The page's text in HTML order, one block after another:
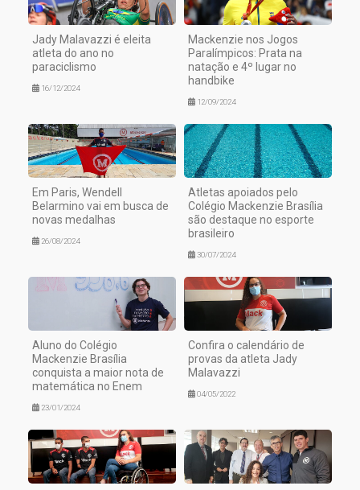
Jady Malavazzi é eleita
atleta do ano no
paraciclismo
16/12/2024
Mackenzie nos Jogos
Paralímpicos: Prata na
natação e 4º lugar no
handbike
12/09/2024
Em Paris, Wendell
Belarmino vai em busca de
novas medalhas
26/08/2024
Atletas apoiados pelo
Colégio Mackenzie Brasília
são destaque no esporte
brasileiro
30/07/2024
Aluno do Colégio
Mackenzie Brasília
conquista a maior nota de
matemática no Enem
23/01/2024
Confira o calendário de
provas da atleta Jady
Malavazzi
04/05/2022